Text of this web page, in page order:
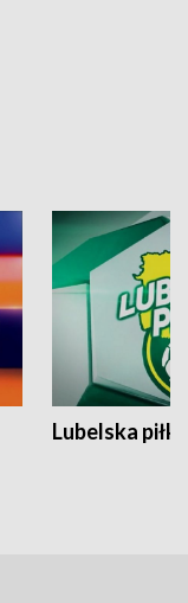
Lubelska piłka